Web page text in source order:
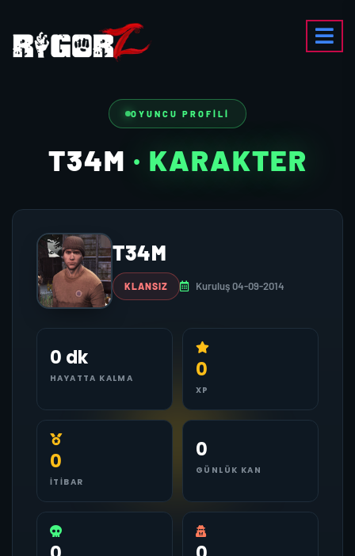
OYUNCU PROFILI
T34M · KARAKTER
T34M
KLANSIZ Kuruluş 04-09-2014
0 dk
HAYATTA KALMA 0
XP
0
İTIBAR
0
GÜNLÜK KAN